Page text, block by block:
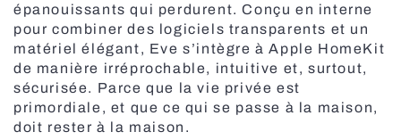
épanouissants qui perdurent. Conçu en interne
pour combiner des logiciels transparents et un
matériel élégant, Eve s’intègre à Apple HomeKit
de manière irréprochable, intuitive et, surtout,
sécurisée. Parce que la vie privée est
primordiale, et que ce qui se passe à la maison,
doit rester à la maison.